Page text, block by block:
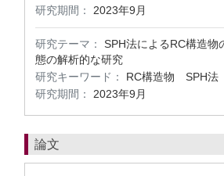
研究期間：
2023年9月
研究テーマ：
SPH法によるRC構造物
態の解析的な研究
研究キーワード：
RC構造物 SPH
研究期間：
2023年9月
論文